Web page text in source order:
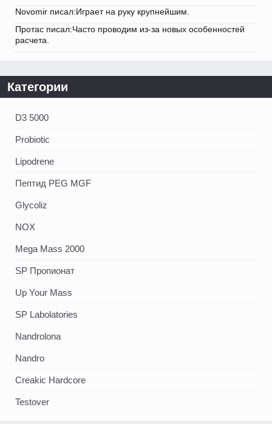
Novomir писал:Играет на руку крупнейшим.
Протас писал:Часто проводим из-за новых особенностей
расчета.
Категории
D3 5000
Probiotic
Lipodrene
Пептид PEG MGF
Glycoliz
NOX
Mega Mass 2000
SP Пропионат
Up Your Mass
SP Labolatories
Nandrolona
Nandro
Creakic Hardcore
Testover